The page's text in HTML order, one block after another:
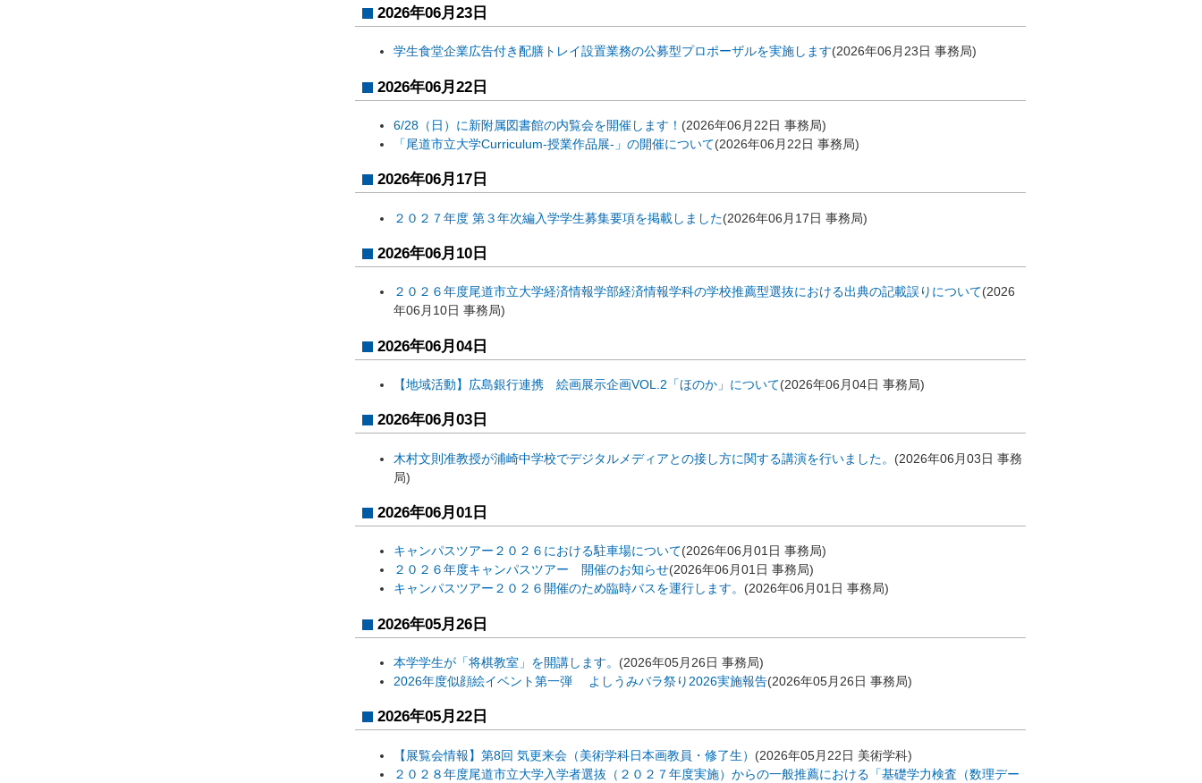
2026年06月23日
学生食堂企業広告付き配膳トレイ設置業務の公募型プロポーザルを実施します(2026年06月23日 事務局)
2026年06月22日
6/28（日）に新附属図書館の内覧会を開催します！ (2026年06月22日 事務局)
「尾道市立大学Curriculum-授業作品展-」の開催について(2026年06月22日 事務局)
2026年06月17日
２０２７年度 第３年次編入学学生募集要項を掲載しました(2026年06月17日 事務局)
2026年06月10日
２０２６年度尾道市立大学経済情報学部経済情報学科の学校推薦型選抜における出典の記載誤りについて(2026
年06月10日 事務局)
2026年06月04日
【地域活動】広島銀行連携 絵画展示企画VOL.2「ほのか」について(2026年06月04日 事務局)
2026年06月03日
木村文則准教授が浦崎中学校でデジタルメディアとの接し方に関する講演を行いました。 (2026年06月03日 事務
局)
2026年06月01日
キャンパスツアー２０２６における駐車場について(2026年06月01日 事務局)
２０２６年度キャンパスツアー 開催のお知らせ(2026年06月01日 事務局)
キャンパスツアー２０２６開催のため臨時バスを運行します。 (2026年06月01日 事務局)
2026年05月26日
本学学生が「将棋教室」を開講します。 (2026年05月26日 事務局)
2026年度似顔絵イベント第一弾 よしうみバラ祭り2026実施報告(2026年05月26日 事務局)
2026年05月22日
【展覧会情報】第8回 気更来会（美術学科日本画教員・修了生） (2026年05月22日 美術学科)
２０２８年度尾道市立大学入学者選抜（２０２７年度実施）からの一般推薦における「基礎学力検査（数理デー